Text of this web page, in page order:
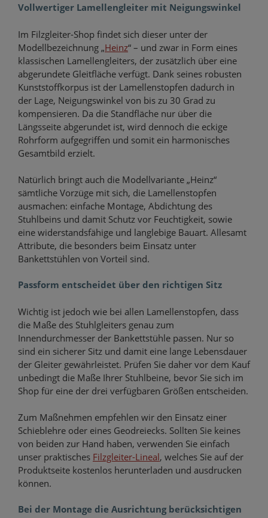
Vollwertiger Lamellengleiter mit Neigungswinkel
Im Filzgleiter-Shop findet sich dieser unter der
Modellbezeichnung „Heinz“ – und zwar in Form eines
klassischen Lamellengleiters, der zusätzlich über eine
abgerundete Gleitfläche verfügt. Dank seines robusten
Kunststoffkorpus ist der Lamellenstopfen dadurch in
der Lage, Neigungswinkel von bis zu 30 Grad zu
kompensieren. Da die Standfläche nur über die
Längsseite abgerundet ist, wird dennoch die eckige
Rohrform aufgegriffen und somit ein harmonisches
Gesamtbild erzielt.
Natürlich bringt auch die Modellvariante „Heinz“
sämtliche Vorzüge mit sich, die Lamellenstopfen
ausmachen: einfache Montage, Abdichtung des
Stuhlbeins und damit Schutz vor Feuchtigkeit, sowie
eine widerstandsfähige und langlebige Bauart. Allesamt
Attribute, die besonders beim Einsatz unter
Bankettstühlen von Vorteil sind.
Passform entscheidet über den richtigen Sitz
Wichtig ist jedoch wie bei allen Lamellenstopfen, dass
die Maße des Stuhlgleiters genau zum
Innendurchmesser der Bankettstühle passen. Nur so
sind ein sicherer Sitz und damit eine lange Lebensdauer
der Gleiter gewährleistet. Prüfen Sie daher vor dem Kauf
unbedingt die Maße Ihrer Stuhlbeine, bevor Sie sich im
Shop für eine der drei verfügbaren Größen entscheiden.
Zum Maßnehmen empfehlen wir den Einsatz einer
Schieblehre oder eines Geodreiecks. Sollten Sie keines
von beiden zur Hand haben, verwenden Sie einfach
unser praktisches Filzgleiter-Lineal, welches Sie auf der
Produktseite kostenlos herunterladen und ausdrucken
können.
Bei der Montage die Ausrichtung berücksichtigen